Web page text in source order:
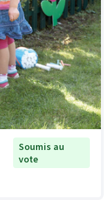
Soumis au
vote